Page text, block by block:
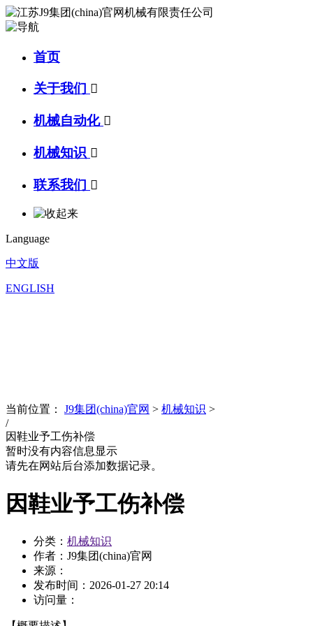
首页
关于我们 
机械自动化 
机械知识 
联系我们 
Language
中文版
ENGLISH
当前位置： J9集团(china)官网 > 机械知识 >
/
因鞋业予工伤补偿
暂时没有内容信息显示
请先在网站后台添加数据记录。
因鞋业予工伤补偿
分类： 机械知识
作者：J9集团(china)官网
来源：
发布时间： 2026-01-27 20:14
访问量：